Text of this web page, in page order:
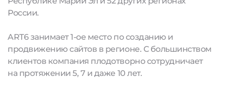
России.
ART6 занимает 1-ое место по созданию и
продвижению сайтов в регионе. С большинством
клиентов компания плодотворно сотрудничает
на протяжении 5, 7 и даже 10 лет.